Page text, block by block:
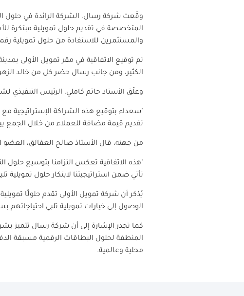
وقّعت شركة رسال، الشركة الرائدة في حلول
المتخصصة في تقديم حلول تمويلية مبتكرة
والمستثمرين للاستفادة من حلول تمويلية
تم توقيع الاتفاقية في مقر تمويل الأولى
الكثير، ومن جانب رسال حضر كل من خالد
وعلّق الأستاذ حاتم كاملي، الرئيس التنفيذي
سعداء بتوقيع هذه الشراكة الإستراتيجية مع
تقديم قيمة مضافة للعملاء من خلال الجمع بين
من جهته، قال الأستاذ صالح العفالق، العضو
"هذه الاتفاقية تعكس التزامنا بتوسيع حلول
تأتي ضمن استراتيجيتنا لابتكار حلول تمويلية
يُذكر أن شركة تمويل الأولى تقدم حلولًا
الوصول إلى خيارات تمويلية تلبي احتياجاتهم
كما تجدر الإشارة إلى أن شركة رسال تتميز
محلية وعالمية.